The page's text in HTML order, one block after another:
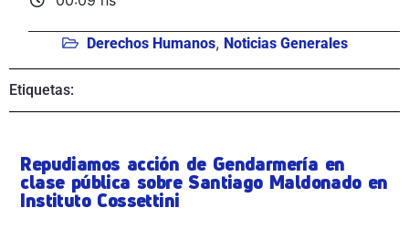
Derechos Humanos, Noticias Generales
Etiquetas:
Repudiamos acción de Gendarmería en
clase pública sobre Santiago Maldonado en
Instituto Cossettini